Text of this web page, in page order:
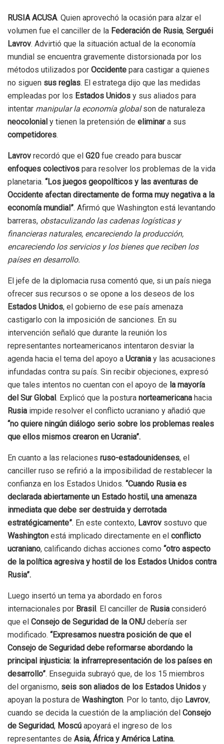
RUSIA ACUSA. Quien aprovechó la ocasión para alzar el
volumen fue el canciller de la Federación de Rusia, Serguéi
Lavrov. Advirtió que la situación actual de la economía
mundial se encuentra gravemente distorsionada por los
métodos utilizados por Occidente para castigar a quienes
no siguen sus reglas. El estratega dijo que las medidas
empleadas por los Estados Unidos y sus aliados para
intentar manipular la economía globalson de naturaleza
neocolonial y tienen la pretensión de eliminara sus
competidores.
Lavrov recordó que el G20 fue creado para buscar
enfoques colectivos para resolver los problemas de la vida
planetaria. “Los juegos geopolíticos y las aventuras de
Occidente afectan directamente de forma muy negativa a la
economía mundial”. Afirmó que Washington está levantando
barreras, obstaculizando las cadenas logísticas y
financieras naturales, encareciendo la producción,
encareciendo los servicios y los bienes que reciben los
países en desarrollo.
El jefe de la diplomacia rusa comentó que, si un país niega
ofrecer sus recursos o se opone a los deseos de los
Estados Unidos, el gobierno de ese país amenaza
castigarlo con la imposición de sanciones. En su
intervención señaló que durante la reunión los
representantes norteamericanos intentaron desviar la
agenda hacia el tema del apoyo a Ucrania y las acusaciones
infundadas contra su país. Sin recibir objeciones, expresó
que tales intentos no cuentan con el apoyo de la mayoría
del Sur Global. Explicó que la postura norteamericana hacia
Rusia impide resolver el conflicto ucraniano y añadió que
“no quiere ningún diálogo serio sobre los problemas reales
que ellos mismos crearon en Ucrania”.
En cuanto a las relaciones ruso-estadounidenses, el
canciller ruso se refirió a la imposibilidad de restablecer la
confianza en los Estados Unidos. “Cuando Rusia es
declarada abiertamente un Estado hostil, una amenaza
inmediata que debe ser destruida y derrotada
estratégicamente”. En este contexto, Lavrov sostuvo que
Washington está implicado directamente en el conflicto
ucraniano, calificando dichas acciones como “otro aspecto
de la política agresiva y hostil de los Estados Unidos contra
Rusia”.
Luego insertó un tema ya abordado en foros
internacionales por Brasil. El canciller de Rusia consideró
que el Consejo de Seguridad de la ONU debería ser
modificado. “Expresamos nuestra posición de que el
Consejo de Seguridad debe reformarse abordando la
principal injusticia: la infrarrepresentación de los países en
desarrollo”. Enseguida subrayó que, de los 15 miembros
del organismo, seis son aliados de los Estados Unidos y
apoyan la postura de Washington. Por lo tanto, dijo Lavrov,
cuando se decida la cuestión de la ampliación del Consejo
de Seguridad, Moscú apoyará el ingreso de los
representantes de Asia, África y América Latina.